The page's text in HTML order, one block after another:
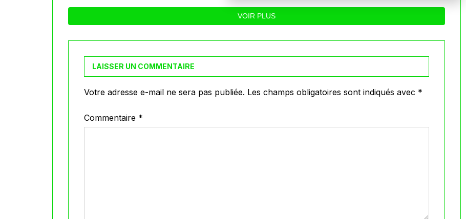
VOIR PLUS
LAISSER UN COMMENTAIRE
Votre adresse e-mail ne sera pas publiée. Les champs obligatoires sont indiqués avec *
Commentaire *